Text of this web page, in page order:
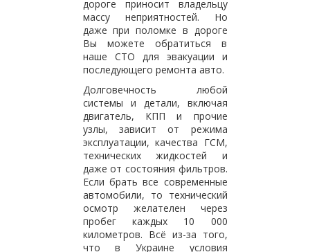
дороге приносит владельцу
массу неприятностей. Но
даже при поломке в дороге
Вы можете обратиться в
наше СТО для эвакуации и
последующего ремонта авто.
Долговечность любой
системы и детали, включая
двигатель, КПП и прочие
узлы, зависит от режима
эксплуатации, качества ГСМ,
технических жидкостей и
даже от состояния фильтров.
Если брать все современные
автомобили, то технический
осмотр желателен через
пробег каждых 10 000
километров. Всё из-за того,
что в Украине условия